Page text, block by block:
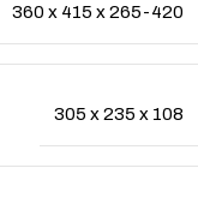
360 x 415 x 265-420
305 x 235 x 108